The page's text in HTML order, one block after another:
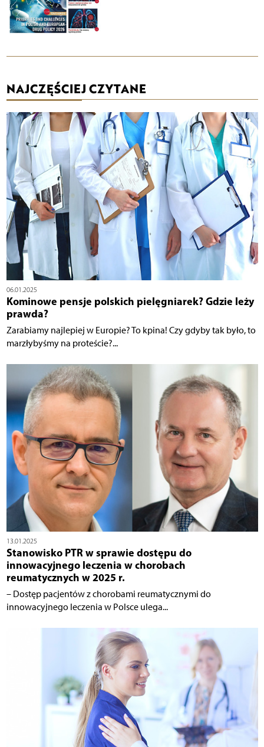
NAJCZĘŚCIEJ CZYTANE
06.01.2025
Kominowe pensje polskich pielęgniarek? Gdzie leży
prawda?
Zarabiamy najlepiej w Europie? To kpina! Czy gdyby tak było, to
marzłybyśmy na proteście?...
13.01.2025
Stanowisko PTR w sprawie dostępu do
innowacyjnego leczenia w chorobach
reumatycznych w 2025 r.
– Dostęp pacjentów z chorobami reumatycznymi do
innowacyjnego leczenia w Polsce ulega...